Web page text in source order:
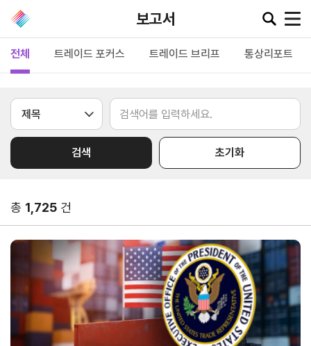
보고서
공지·뉴스
협회소
공지사항
포토뉴스
입찰공고
무역동
향
무역뉴스
해외시장동향
유관기관소식
환율/
원자재
동향
원자재
시장
정보
KITA
연구·통계·관세
전체 트레이드 포커스 트레이드 브리프 통상리포트
검색 초기화
총 1,725 건